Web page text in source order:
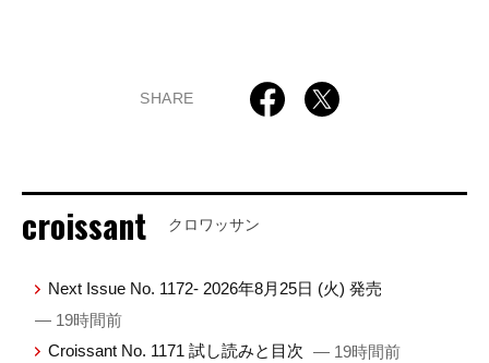
SHARE
croissant クロワッサン
Next Issue No. 1172- 2026年8月25日 (火) 発売
— 19時間前
Croissant No. 1171 試し読みと目次 — 19時間前